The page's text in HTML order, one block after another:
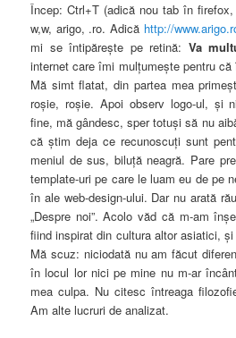
Încep: Ctrl+T (adică nou tab în
w,w, arigo, .ro. Adică http://
mi se întipăreşte pe retină: Va
internet care îmi mulţumeşte pentru
Mă simt flatat, din partea mea
roşie, roşie. Apoi observ logo-ul, şi
fine, mă gândesc, sper totuşi să nu
că ştim deja ce recunoscuţi sunt
meniul de sus, biluţă neagră. Pare
template-uri pe care le luam eu de pe
în ale web-design-ului. Dar nu arată
„Despre noi”. Acolo văd că m-am
fiind inspirat din cultura altor asiatici,
Mă scuz: niciodată nu am făcut
în locul lor nici pe mine nu m-ar
mea culpa. Nu citesc întreaga
Am alte lucruri de analizat.